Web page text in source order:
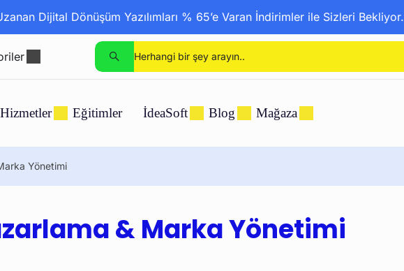
Dijital Dönüşüm Yazılımları % 65’e Varan İndirimler ile Sizleri Bekliyor.
Hizmetler Eğitimler İdeaSoft Blog Mağaza
Yönetimi
& Marka Yönetimi